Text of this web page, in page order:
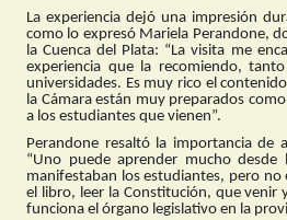
La experiencia dejó una impresión
como lo expresó Mariela Perandone,
la Cuenca del Plata: “La visita me
experiencia que la recomiendo,
universidades. Es muy rico el
la Cámara están muy preparados
a los estudiantes que vienen”.
Perandone resaltó la importancia de
“Uno puede aprender mucho
manifestaban los estudiantes, pero no
el libro, leer la Constitución, que venir
funciona el órgano legislativo en la